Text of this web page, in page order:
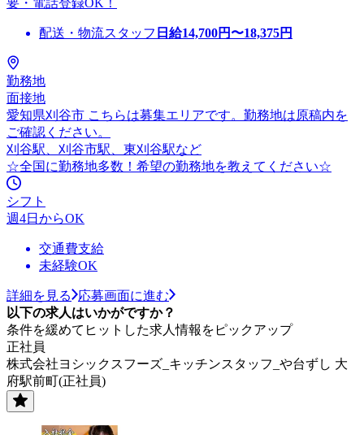
配送・物流スタッフ 日給14,700円〜18,375円
勤務地
面接地
愛知県刈谷市 こちらは募集エリアです。勤務地は原稿内を
ご確認ください。
刈谷駅、刈谷市駅、東刈谷駅など
☆全国に勤務地多数！希望の勤務地を教えてください☆
シフト
週4日からOK
交通費支給
未経験OK
詳細を見る
応募画面に進む
以下の求人はいかがですか？
条件を緩めてヒットした求人情報をピックアップ
正社員
株式会社ヨシックスフーズ_キッチンスタッフ_や台ずし 大
府駅前町(正社員)